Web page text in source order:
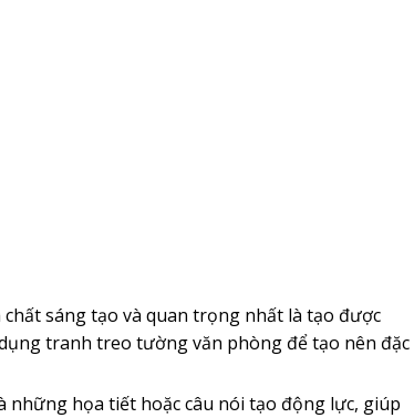
sáng tạo và quan trọng nhất là tạo được
tranh treo tường văn phòng để tạo nên đặc
họa tiết hoặc câu nói tạo động lực, giúp